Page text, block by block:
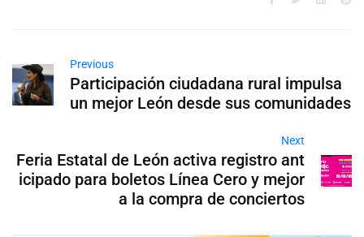
Previous
Participación ciudadana rural impulsa
un mejor León desde sus comunidades
Next
Feria Estatal de León activa registro ant
icipado para boletos Línea Cero y mejor
a la compra de conciertos